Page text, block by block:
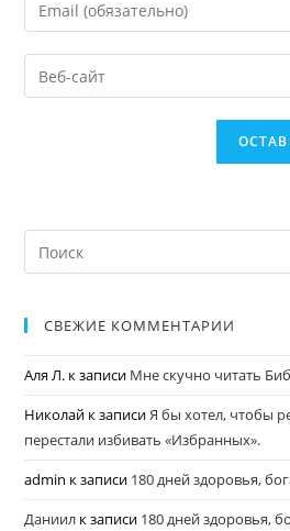
СВЕЖИЕ КОММЕНТАРИИ
Аля Л. к записи Мне скучно читать
Николай к записиЯ бы хотел, чтобы
перестали избивать «Избранных».
admin к записи 180 дней здоровья,
Даниил к записи 180 дней здоровья,